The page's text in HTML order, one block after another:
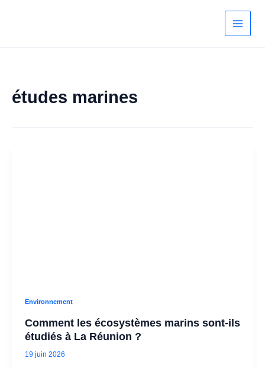
études marines
Environnement
Comment les écosystèmes marins sont‑ils
étudiés à La Réunion ?
19 juin 2026